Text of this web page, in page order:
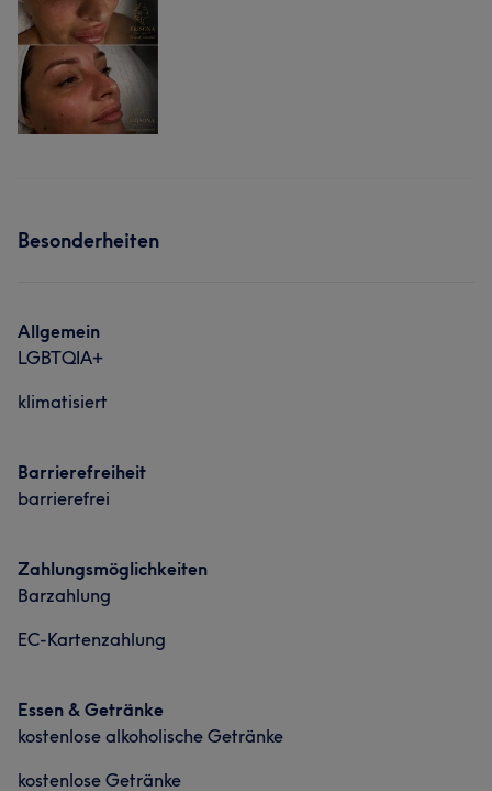
Besonderheiten
Allgemein
LGBTQIA+
klimatisiert
Barrierefreiheit
barrierefrei
Zahlungsmöglichkeiten
Barzahlung
EC-Kartenzahlung
Essen & Getränke
kostenlose alkoholische Getränke
kostenlose Getränke